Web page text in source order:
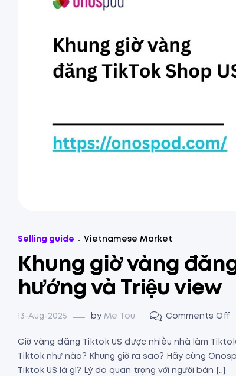
Selling guide Vietnamese Market
Khung giờ vàng đăng
hướng và Triệu view
13-Aug-2025 by Me Tou Comments Off
Giờ vàng đăng Tiktok US được nhiều nhà làm
Tiktok như nào? Khung giờ ra sao? Hãy cùng
Tiktok US là gì? Lý do quan trọng với người bán […]